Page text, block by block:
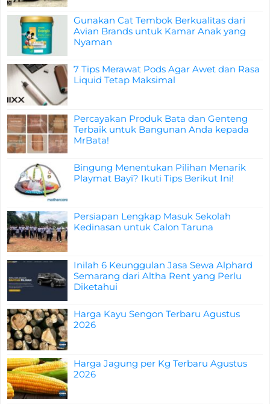
Gunakan Cat Tembok Berkualitas dari
Avian Brands untuk Kamar Anak yang
Nyaman
7 Tips Merawat Pods Agar Awet dan Rasa
Liquid Tetap Maksimal
Percayakan Produk Bata dan Genteng
Terbaik untuk Bangunan Anda kepada
MrBata!
Bingung Menentukan Pilihan Menarik
Playmat Bayi? Ikuti Tips Berikut Ini!
Persiapan Lengkap Masuk Sekolah
Kedinasan untuk Calon Taruna
Inilah 6 Keunggulan Jasa Sewa Alphard
Semarang dari Altha Rent yang Perlu
Diketahui
Harga Kayu Sengon Terbaru Agustus
2026
Harga Jagung per Kg Terbaru Agustus
2026